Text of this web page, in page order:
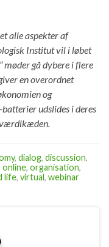
alle aspekter af
Institut vil i løbet
møder gå dybere i flere
en overordnet
og
udslides i deres
værdikæden.
, dialog, discussion,
online, organisation,
life, virtual, webinar